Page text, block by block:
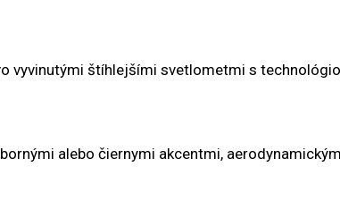
vyvinutými štíhlejšími svetlometmi s
alebo čiernymi akcentmi,